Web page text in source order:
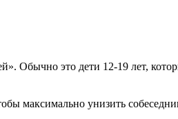
Обычно это дети 12-19 лет,
максимально унизить